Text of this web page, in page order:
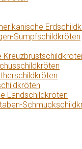
Sumpfschildkröten
Landschildkröten